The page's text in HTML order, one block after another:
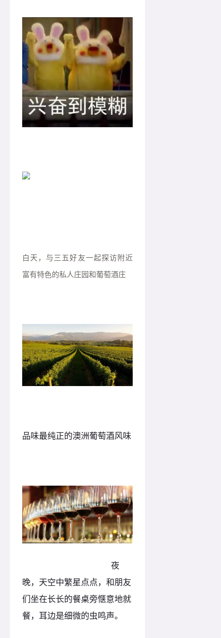
白天，与三五好友一起探访附近
富有特色的私人庄园和葡萄酒庄
品味最纯正的澳洲葡萄酒风味
夜
晚，天空中繁星点点，和朋友
们坐在长长的餐桌旁惬意地就
餐，耳边是细微的虫鸣声。